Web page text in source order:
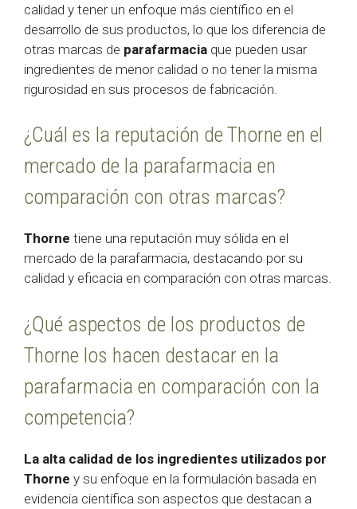
calidad y tener un enfoque más científico en el
desarrollo de sus productos, lo que los diferencia de
otras marcas de parafarmacia que pueden usar
ingredientes de menor calidad o no tener la misma
rigurosidad en sus procesos de fabricación.
¿Cuál es la reputación de Thorne en el
mercado de la parafarmacia en
comparación con otras marcas?
Thorne tiene una reputación muy sólida en el
mercado de la parafarmacia, destacando por su
calidad y eficacia en comparación con otras marcas.
¿Qué aspectos de los productos de
Thorne los hacen destacar en la
parafarmacia en comparación con la
competencia?
La alta calidad de los ingredientes utilizados por
Thorne y su enfoque en la formulación basada en
evidencia científica son aspectos que destacan a